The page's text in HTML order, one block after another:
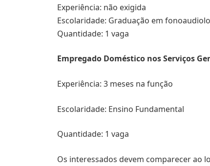
Experiência: não exigida
Escolaridade: Graduação em
Quantidade: 1 vaga
Empregado Doméstico nos Serviços
Experiência: 3 meses na função
Escolaridade: Ensino Fundamental
Quantidade: 1 vaga
Os interessados devem comparecer ao